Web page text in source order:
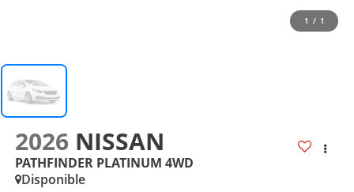
1 / 1
2026 NISSAN
PATHFINDER PLATINUM 4WD
Disponible